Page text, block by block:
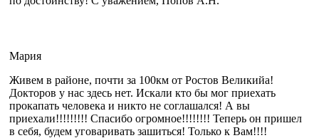
Мария
Живем в районе, почти за 100км от Ростов Великийа!
Докторов у нас здесь нет. Искали кто бы мог приехать
прокапать человека и никто не соглашался! А вы
приехали!!!!!!!!! Спасибо огромное!!!!!!!! Теперь он пришел
в себя, будем уговаривать зашиться! Только к Вам!!!!